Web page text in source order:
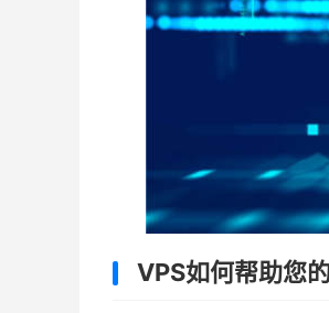
VPS如何帮助您的